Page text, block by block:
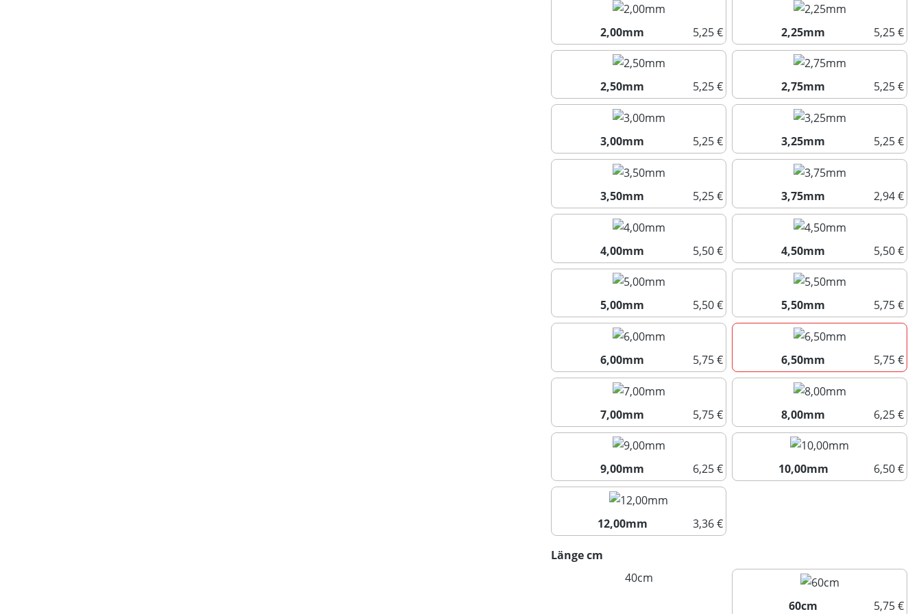
2,00mm
5,25 €
2,00mm
2,25mm
5,25 €
2,25mm
2,50mm
5,25 €
2,50mm
2,75mm
5,25 €
2,75mm
3,00mm
5,25 €
3,00mm
3,25mm
5,25 €
3,25mm
3,50mm
5,25 €
3,50mm
3,75mm
2,94 €
3,75mm
4,00mm
5,50 €
4,00mm
4,50mm
5,50 €
4,50mm
5,00mm
5,50 €
5,00mm
5,50mm
5,75 €
5,50mm
6,00mm
5,75 €
6,00mm
6,50mm
5,75 €
6,50mm
7,00mm
5,75 €
7,00mm
8,00mm
6,25 €
8,00mm
9,00mm
6,25 €
9,00mm
10,00mm
6,50 €
12,00mm
3,36 €
Länge cm
40cm(Diese Option ist zurzeit nicht verfügbar.)
60cm
5,75 €